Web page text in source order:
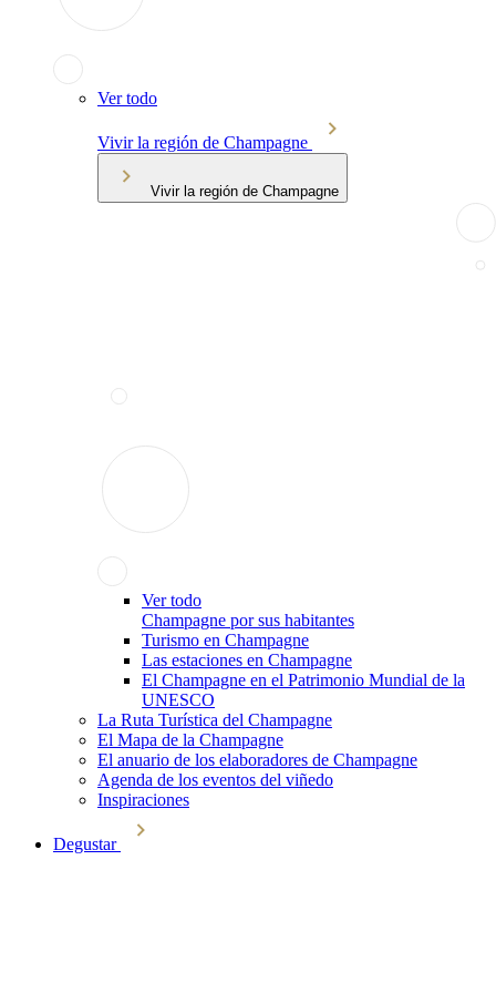
Ver todo
Vivir la región de Champagne
Vivir la región de Champagne
Ver todo
Champagne por sus habitantes
Turismo en Champagne
Las estaciones en Champagne
El Champagne en el Patrimonio Mundial de la
UNESCO
La Ruta Turística del Champagne
El Mapa de la Champagne
El anuario de los elaboradores de Champagne
Agenda de los eventos del viñedo
Inspiraciones
Degustar